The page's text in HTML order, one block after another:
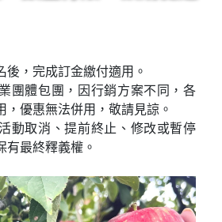
，完成訂金繳付適用。
團體包團，因行銷方案不同，各
，優惠無法併用，敬請見諒。
動取消、提前終止、修改或暫停
有最終釋義權。